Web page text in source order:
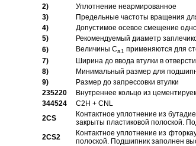
2)
Уплотнение неармированное
3)
Предельные частоты вращения
4)
Допустимое осевое смещение
5)
Рекомендуемый диаметр
6)
Величины Ca1 применяются для
7)
Ширина до ввода втулки в
8)
Минимальный размер для
9)
Размер до запрессовки втулки
235220
Внутреннее кольцо из
344524
C2H + CNL
2CS
Контактное уплотнение из
закрыты пластиковой полоской.
2CS2
Контактное уплотнение из
полоской. Подшипник заполнен